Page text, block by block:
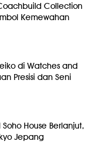
Collection
Kemewahan
di Watches and
Presisi dan Seni
House Berlanjut,
Jepang